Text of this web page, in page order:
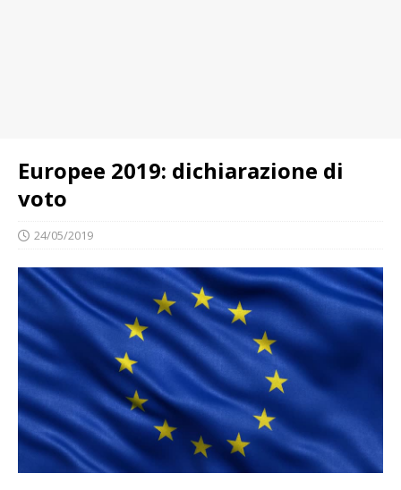
Europee 2019: dichiarazione di
voto
24/05/2019